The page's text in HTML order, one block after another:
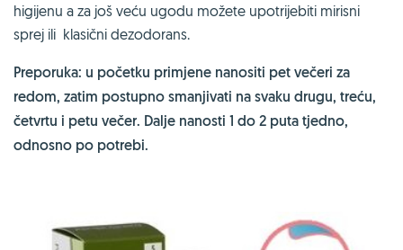
higijenu a za još veću ugodu možete upotrijebiti mirisni
sprej ili klasični dezodorans.
Preporuka: u početku primjene nanositi pet večeri za
redom, zatim postupno smanjivati na svaku drugu, treću,
četvrtu i petu večer. Dalje nanosti 1 do 2 puta tjedno,
odnosno po potrebi.